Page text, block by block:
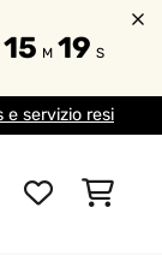
15 M 18 S
e servizio resi